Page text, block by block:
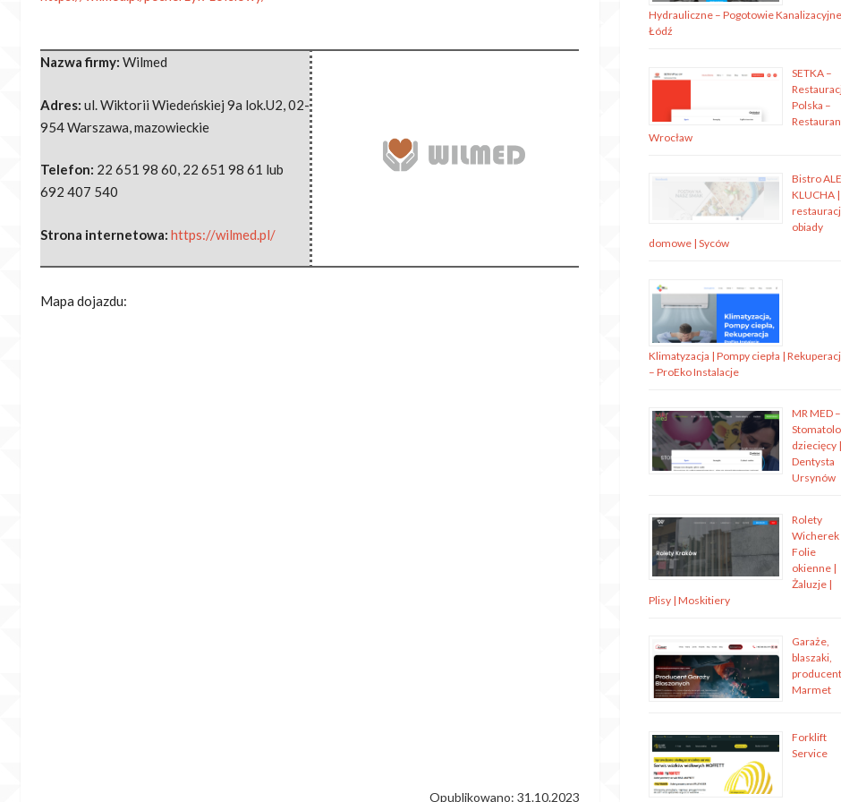
Nazwa firmy: Wilmed
Adres: ul. Wiktorii Wiedeńskiej 9a lok.U2,02-
954 Warszawa,mazowieckie
Telefon: 22 651 98 60, 22 651 98 61 lub
692 407 540
Strona internetowa: https://wilmed.pl/
Mapa dojazdu:
Opublikowano: 31.10.2023
Hydrauliczne – Pogotowie
Łódź
SETKA –
Polska –
Wrocław
Bistro ALE
KLUCHA |
obiady
domowe | Syców
Klimatyzacja | Pompy ciepła |
– ProEko Instalacje
MR MED –
dziecięcy |
Dentysta
Ursynów
Rolety
Wicherek
Folie
okienne |
Żaluzje |
Plisy | Moskitiery
Garaże,
blaszaki,
producent
Marmet
Forklift
Service